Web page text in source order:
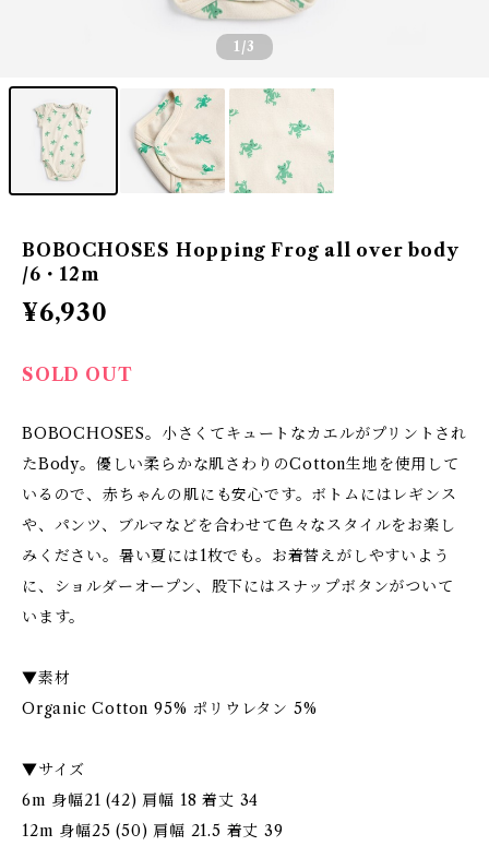
1 /3
BOBOCHOSES Hopping Frog all over body
/6・12m
¥6,930
SOLD OUT
BOBOCHOSES。小さくてキュートなカエルがプリントされ
たBody。優しい柔らかな肌さわりのCotton生地を使用して
いるので、赤ちゃんの肌にも安心です。ボトムにはレギンス
や、パンツ、ブルマなどを合わせて色々なスタイルをお楽し
みください。暑い夏には1枚でも。お着替えがしやすいよう
に、ショルダーオープン、股下にはスナップボタンがついて
います。
▼素材
Organic Cotton 95% ポリウレタン 5%
▼サイズ
6m 身幅21 (42) 肩幅 18 着丈 34
12m 身幅25 (50) 肩幅 21.5 着丈 39